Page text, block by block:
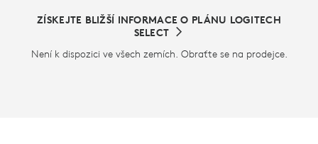
ZÍSKEJTE BLIŽŠÍ INFORMACE O PLÁNU LOGITECH
SELECT
Není k dispozici ve všech zemích. Obraťte se na prodejce.